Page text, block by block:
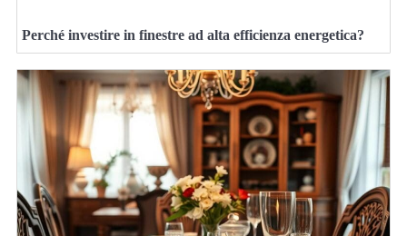
Perché investire in finestre ad alta efficienza energetica?